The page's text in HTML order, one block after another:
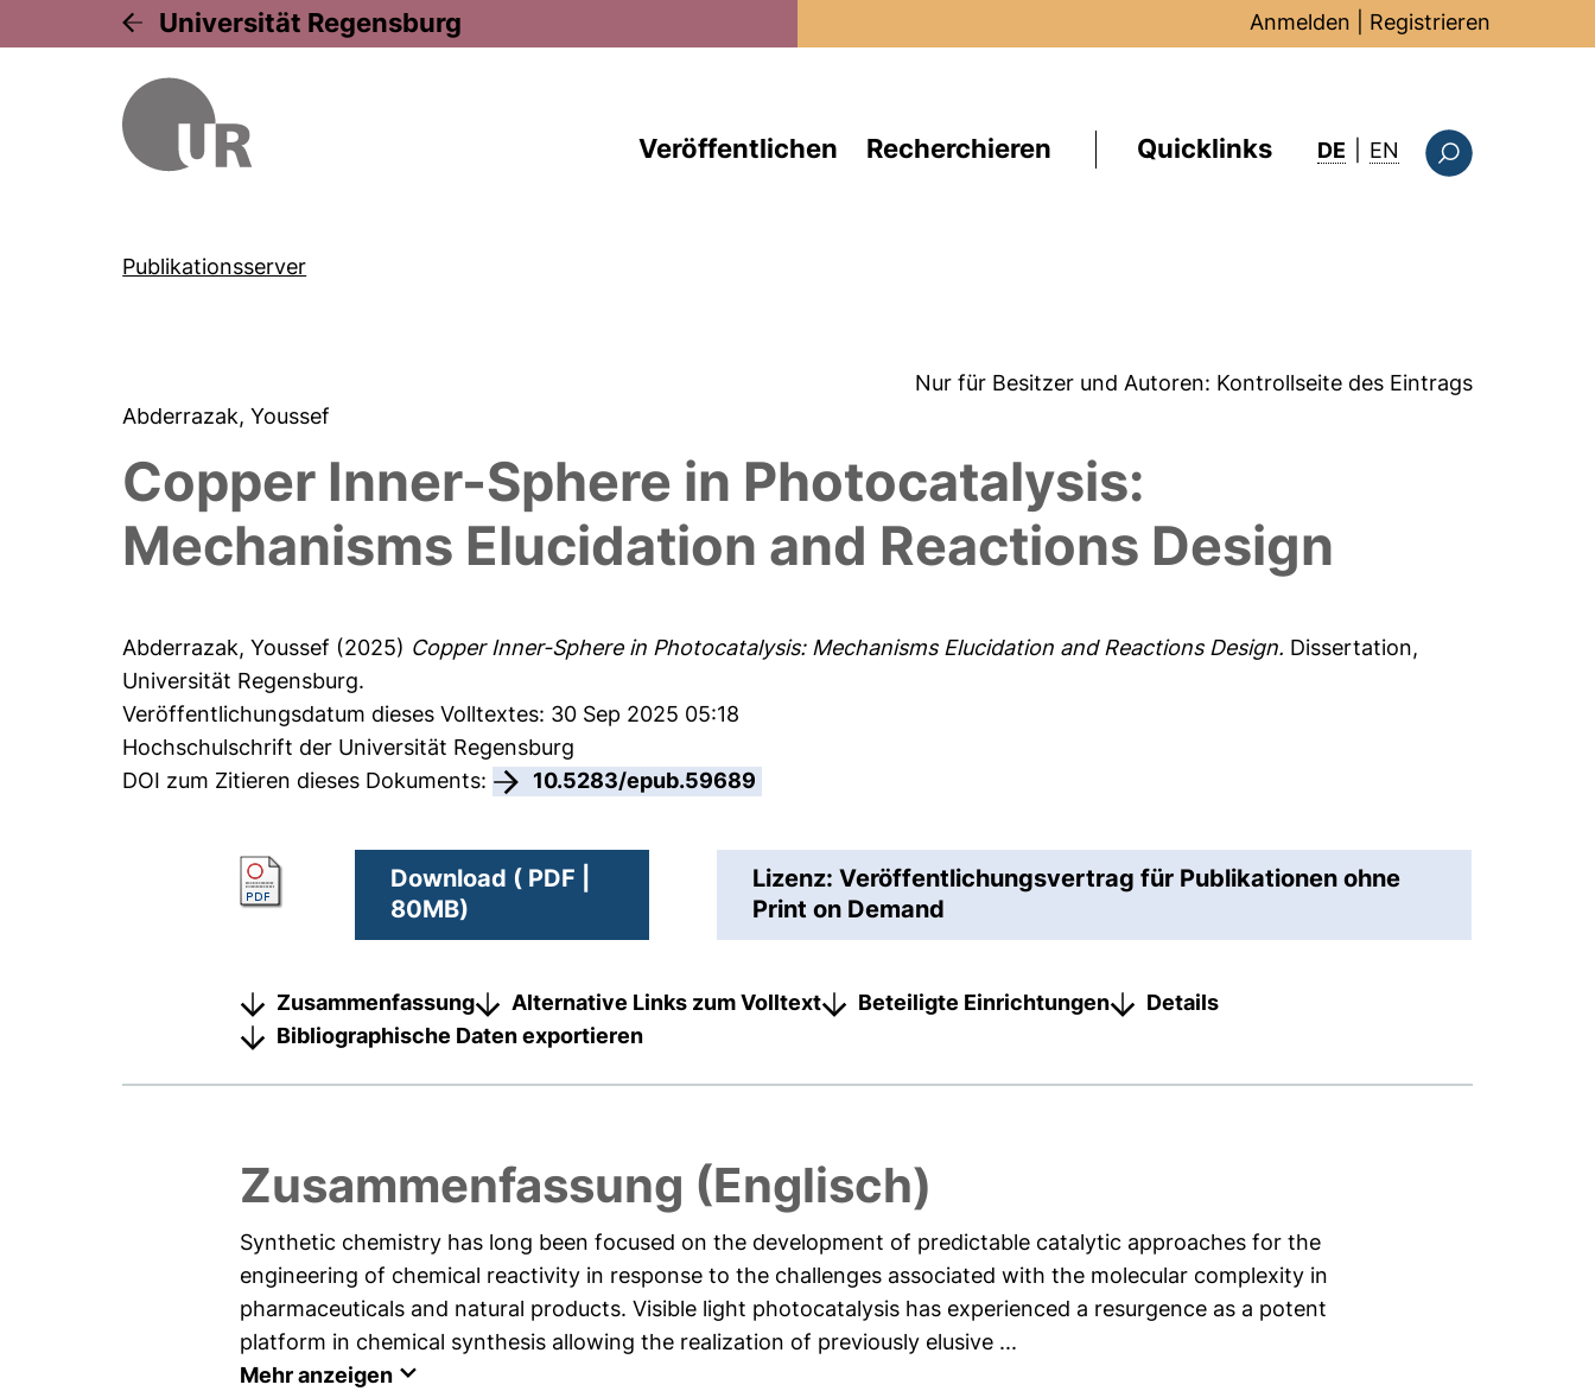
Universität Regensburg Anmelden Registrieren
Veröffentlichen Recherchieren Quicklinks DE EN : this page in
Publikationsserver
Nur für Besitzer und Autoren: Kontrollseite des Eintrags
Abderrazak, Youssef
Copper Inner-Sphere in Photocatalysis:
Mechanisms Elucidation and Reactions Design
Abderrazak, Youssef (2025) Copper Inner-Sphere in Photocatalysis: Mechanisms Elucidation and Reactions Design. Dissertation,
Universität Regensburg.
Veröffentlichungsdatum dieses Volltextes: 30 Sep 2025 05:18
Hochschulschrift der Universität Regensburg
DOI zum Zitieren dieses Dokuments:
10.5283/epub.59689
Download ( PDF |
80MB)
Lizenz: Veröffentlichungsvertrag für Publikationen ohne
Print on Demand
Zusammenfassung Alternative Links zum Volltext Beteiligte Einrichtungen
Details
Bibliographische Daten exportieren
Zusammenfassung (Englisch)
Synthetic chemistry has long been focused on the development of predictable catalytic approaches for the
engineering of chemical reactivity in response to the challenges associated with the molecular complexity in
pharmaceuticals and natural products. Visible light photocatalysis has experienced a resurgence as a potent
platform in chemical synthesis allowing the realization of previously elusive ...
Mehr anzeigen